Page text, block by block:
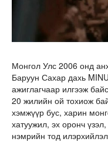
Монгол Улс 2006 онд
Баруун Сахар дахь
ажиглагчаар илгээж
20 жилийн ой тохиож
хэмжүүр бус, харин
хатуужил, эх оронч
нэмрийн тод